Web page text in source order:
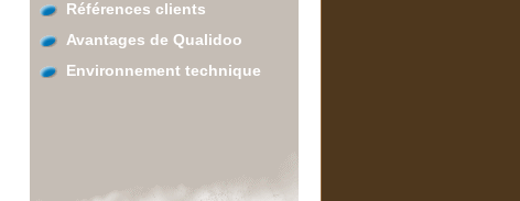
Références clients
Avantages de Qualidoo
Environnement technique